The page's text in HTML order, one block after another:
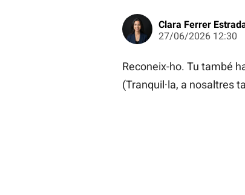
Clara Ferrer
27/06/2026 12:30
Reconeix-ho. Tu també
(Tranquil·la, a nosaltres